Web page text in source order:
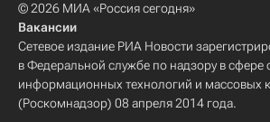
© 2026 МИА «Россия сегодня»
Вакансии
Сетевое издание РИА Новости
в Федеральной службе по надзору в сфере
информационных технологий и массовых
(Роскомнадзор) 08 апреля 2014 года.